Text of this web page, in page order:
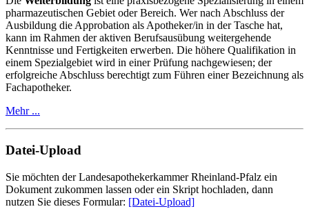
pharmazeutischen Gebiet oder Bereich. Wer nach Abschluss der
Ausbildung die Approbation als Apotheker/in in der Tasche hat,
kann im Rahmen der aktiven Berufsausübung weitergehende
Kenntnisse und Fertigkeiten erwerben. Die höhere Qualifikation in
einem Spezialgebiet wird in einer Prüfung nachgewiesen; der
erfolgreiche Abschluss berechtigt zum Führen einer Bezeichnung als
Fachapotheker.
Mehr ...
Datei-Upload
Sie möchten der Landesapothekerkammer Rheinland-Pfalz ein
Dokument zukommen lassen oder ein Skript hochladen, dann
nutzen Sie dieses Formular: [Datei-Upload]